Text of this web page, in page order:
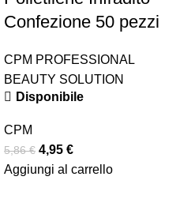
Confezione 50 pezzi
CPM PROFESSIONAL
BEAUTY SOLUTION
Disponibile
CPM
5,86€ 4,95 €
Aggiungi al carrello